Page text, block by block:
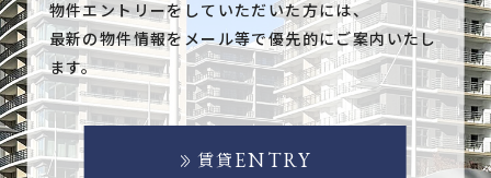
物件エントリーをしていただいた方には、
最新の物件情報をメール等で優先的にご案内いたし
ます。
賃貸 ENTRY